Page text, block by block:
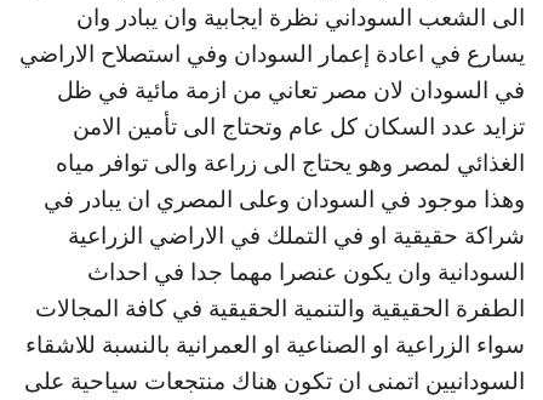
الى الشعب السوداني نظرة ايجابية وان يبادر وان
يسارع في اعادة إعمار السودان وفي استصلاح الاراضي
في السودان لان مصر تعاني من ازمة مائية في ظل
تزايد عدد السكان كل عام وتحتاج الى تأمين الامن
الغذائي لمصر وهو يحتاج الى زراعة والى توافر مياه
وهذا موجود في السودان وعلى المصري ان يبادر في
شراكة حقيقية او في التملك في الاراضي الزراعية
السودانية وان يكون عنصرا مهما جدا في احداث
الطفرة الحقيقية والتنمية الحقيقية في كافة المجالات
سواء الزراعية او الصناعية او العمرانية بالنسبة للاشقاء
السودانيين اتمنى ان تكون هناك منتجعات سياحية على